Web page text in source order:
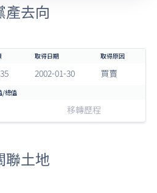
產去向
2002-01-30 買賣
移轉歷程
聯土地